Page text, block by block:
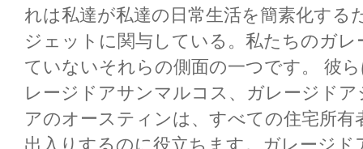
れは私達が私達の日常生活を簡素化す
ジェットに関与している。私たちのガ
ていないそれらの側面の一つです。 彼
レージドアサンマルコス、ガレージド
アのオースティンは、すべての住宅所
出入りするのに役立ちます。ガレージ